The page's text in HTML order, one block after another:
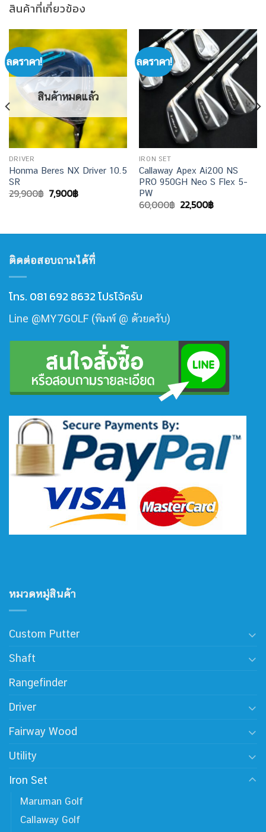
สินค้าที่เกี่ยวข้อง
ลดราคา!
สินค้าหมดแล้ว
DRIVER
Honma Beres NX Driver 10.5
SR
29,900฿ Original
price
7,900฿Current
ลดราคา!
IRON SET
Callaway Apex Ai200 NS
PRO 950GH Neo S Flex 5–
PW
60,000฿ Original
price
60,000฿.
22,500฿Current
22,500฿.
ติดต่อสอบถามได้ที่
โทร. 081 692 8632 โปรโจ้ครับ
Line @MY7GOLF (พิมพ์ @ ด้วยครับ)
หมวดหมู่สินค้า
Custom Putter
Shaft
Rangefinder
Driver
Fairway Wood
Utility
Iron Set
Maruman Golf
Callaway Golf